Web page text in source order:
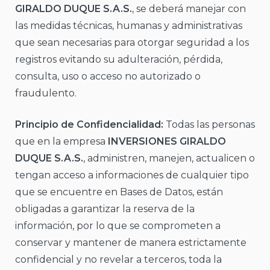
GIRALDO DUQUE S.A.S., se deberá manejar con
las medidas técnicas, humanas y administrativas
que sean necesarias para otorgar seguridad a los
registros evitando su adulteración, pérdida,
consulta, uso o acceso no autorizado o
fraudulento.
Principio de Confidencialidad: Todas las personas
que en la empresa INVERSIONES GIRALDO
DUQUE S.A.S., administren, manejen, actualicen o
tengan acceso a informaciones de cualquier tipo
que se encuentre en Bases de Datos, están
obligadas a garantizar la reserva de la
información, por lo que se comprometen a
conservar y mantener de manera estrictamente
confidencial y no revelar a terceros, toda la